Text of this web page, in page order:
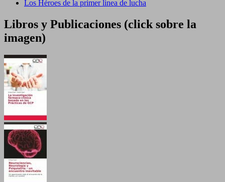
Los Héroes de la primer línea de lucha
Libros y Publicaciones (click sobre la
imagen)